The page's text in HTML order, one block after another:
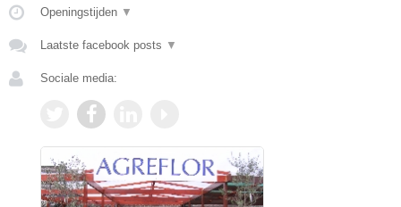
Openingstijden ▼
Laatste facebook posts ▼
Sociale media: